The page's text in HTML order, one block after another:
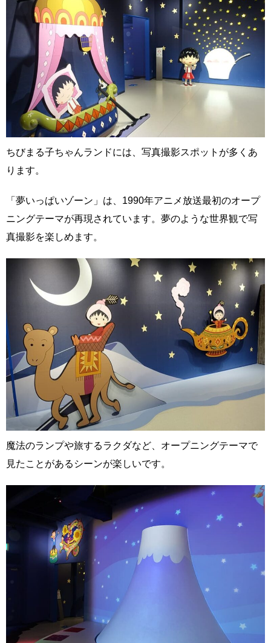
ちびまる子ちゃんランドには、写真撮影スポットが多くあ
ります。
「夢いっぱいゾーン」は、1990年アニメ放送最初のオープ
ニングテーマが再現されています。夢のような世界観で写
真撮影を楽しめます。
魔法のランプや旅するラクダなど、オープニングテーマで
見たことがあるシーンが楽しいです。